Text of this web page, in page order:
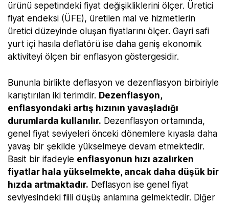
ürünü sepetindeki fiyat değişikliklerini ölçer. Üretici
fiyat endeksi (ÜFE), üretilen mal ve hizmetlerin
üretici düzeyinde oluşan fiyatlarını ölçer. Gayri safi
yurt içi hasıla deflatörü ise daha geniş ekonomik
aktiviteyi ölçen bir enflasyon göstergesidir.
Bununla birlikte deflasyon ve dezenflasyon birbiriyle
karıştırılan iki terimdir. Dezenflasyon,
enflasyondaki artış hızının yavaşladığı
durumlarda kullanılır. Dezenflasyon ortamında,
genel fiyat seviyeleri önceki dönemlere kıyasla daha
yavaş bir şekilde yükselmeye devam etmektedir.
Basit bir ifadeyle enflasyonun hızı azalırken
fiyatlar hala yükselmekte, ancak daha düşük bir
hızda artmaktadır. Deflasyon ise genel fiyat
seviyesindeki fiili düşüş anlamına gelmektedir. Diğer